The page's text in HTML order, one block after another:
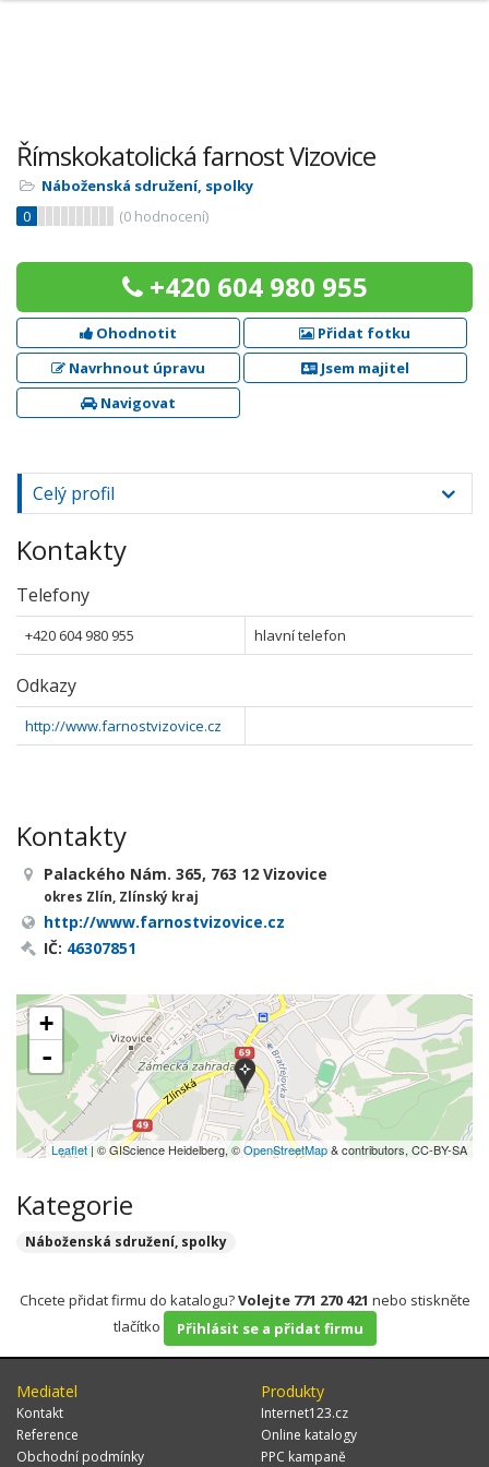
Římskokatolická farnost Vizovice
Náboženská sdružení, spolky
0
(0 hodnocení)
+420 604 980 955
Ohodnotit
Přidat fotku
Navrhnout úpravu
Jsem majitel
Navigovat
Celý profil
Kontakty
Telefony
+420 604 980 955 hlavní telefon
Odkazy
http://www.farnostvizovice.cz
Kontakty
Palackého Nám. 365, 763 12 Vizovice
okres Zlín, Zlínský kraj
http://www.farnostvizovice.cz
IČ: 46307851
+
-
Leaflet| © GIScience Heidelberg, ©OpenStreetMap& contributors, CC-BY-SA
Kategorie
Náboženská sdružení, spolky
Chcete přidat firmu do katalogu?Volejte 771 270 421 nebo stiskněte
tlačítko
Přihlásit se a přidat firmu
Mediatel
Kontakt
Reference
Obchodní podmínky
Produkty
Internet123.cz
Online katalogy
PPC kampaně